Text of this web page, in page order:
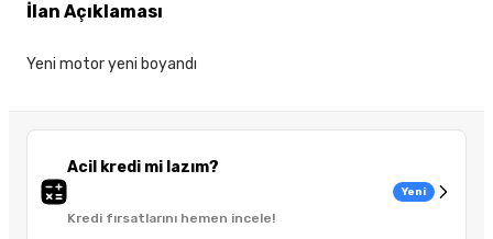
Acil kredi mi lazım?
Kredi fırsatlarını hemen incele!
Yeni
İlan Açıklaması
Yeni motor yeni boyandı